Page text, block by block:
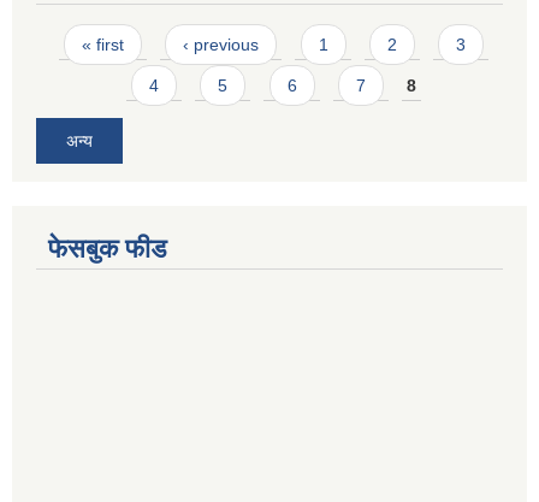
Pages
« first ‹ previous 1 2 3
4 5 6 7 8
अन्य
फेसबुक फीड